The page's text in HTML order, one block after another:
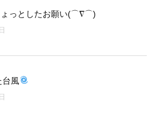
ょっとしたお願い(⌒∇⌒)
台風